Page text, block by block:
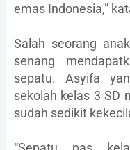
emas Indonesia,”
Salah seorang
senang
sepatu. Asyifa
sekolah kelas 3 SD
sudah sedikit